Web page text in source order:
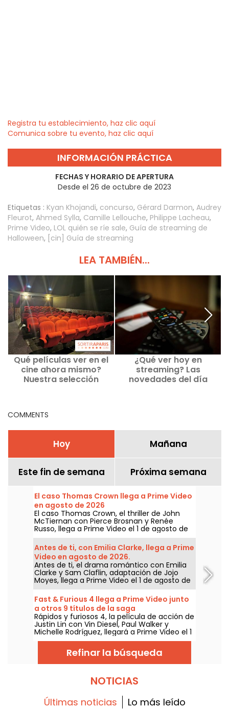
Registra tu establecimiento, haz clic aquí
Comunica sobre tu evento, haz clic aquí
INFORMACIÓN PRÁCTICA
FECHAS Y HORARIO DE APERTURA
Desde el 26 de octubre de 2023
Etiquetas : Kyan Khojandi, concurso, Gérard Darmon, Audrey
Fleurot, Ahmed Sylla, Camille Lellouche, Philippe Lacheau,
Prime Video, LOL quién se ríe sale, Guía de streaming de
Halloween, [cin] Guía de streaming
LEA TAMBIÉN...
Qué películas ver en el
cine ahora mismo?
Nuestra selección
¿Qué ver hoy en
streaming? Las
novedades del día
COMMENTS
Hoy Mañana
Este fin de semana Próxima semana
El caso Thomas Crown llega a Prime Video
en agosto de 2026
El caso Thomas Crown, el thriller de John
McTiernan con Pierce Brosnan y Renée
Russo, llega a Prime Video el 1 de agosto de
2026.
Antes de ti, con Emilia Clarke, llega a Prime
Video en agosto de 2026.
Antes de ti, el drama romántico con Emilia
Clarke y Sam Claflin, adaptación de Jojo
Moyes, llega a Prime Video el 1 de agosto de
2026.
Fast & Furious 4 llega a Prime Video junto
a otros 9 títulos de la saga
Rápidos y furiosos 4, la película de acción de
Justin Lin con Vin Diesel, Paul Walker y
Michelle Rodríguez, llegará a Prime Video el 1
de agosto de 2026, junto a varios capítulos
Refinar la búsqueda
NOTICIAS
Últimas noticias Lo más leído